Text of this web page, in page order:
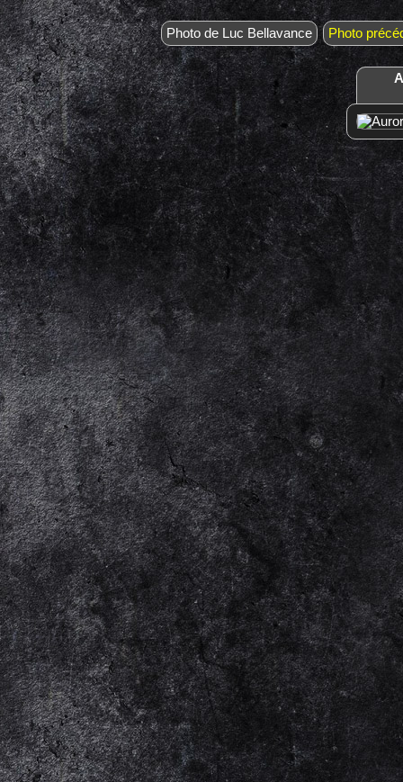
Photo de Luc Bellavance Photo